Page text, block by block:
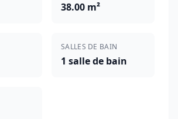
38.00 m²
SALLES DE BAIN
1 salle de bain